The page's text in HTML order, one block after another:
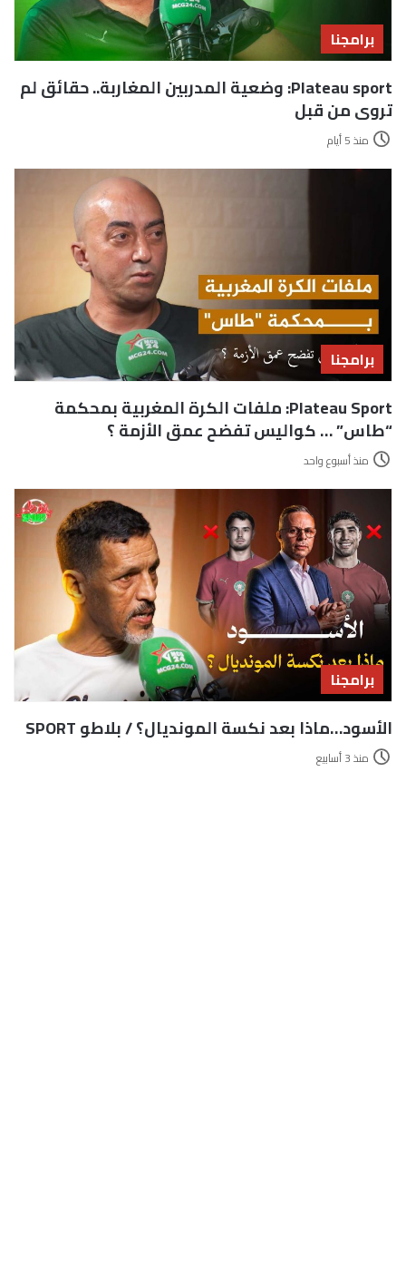
برامجنا
Plateau sport: وضعية المدربين المغاربة.. حقائق لم
تروى من قبل
منذ 5 أيام
برامجنا
Plateau Sport: ملفات الكرة المغربية بمحكمة
“طاس” … كواليس تفضح عمق الأزمة ؟
منذ أسبوع واحد
برامجنا
الأسود…ماذا بعد نكسة المونديال؟ / بلاطو SPORT
منذ 3 أسابيع